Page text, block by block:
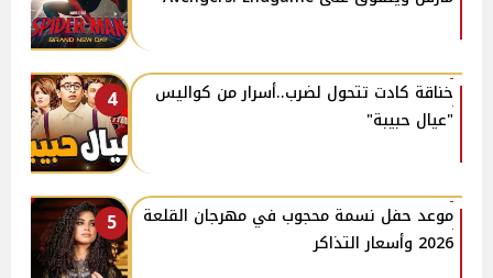
4
خناقة كادت تتحول لضرب..أسرار من كواليس
"عيال حبيبة"
5
موعد حفل نسمة محجوب في مهرجان القلعة
2026 وأسعار التذاكر